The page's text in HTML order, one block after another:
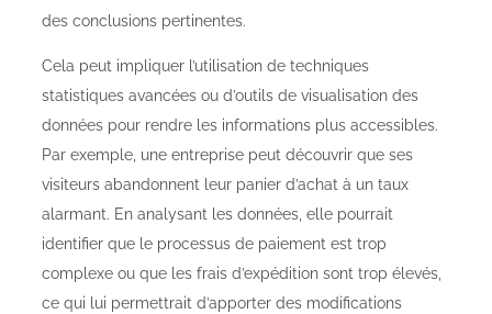
des conclusions pertinentes.
Cela peut impliquer l’utilisation de techniques
statistiques avancées ou d’outils de visualisation des
données pour rendre les informations plus accessibles.
Par exemple, une entreprise peut découvrir que ses
visiteurs abandonnent leur panier d’achat à un taux
alarmant. En analysant les données, elle pourrait
identifier que le processus de paiement est trop
complexe ou que les frais d’expédition sont trop élevés,
ce qui lui permettrait d’apporter des modifications